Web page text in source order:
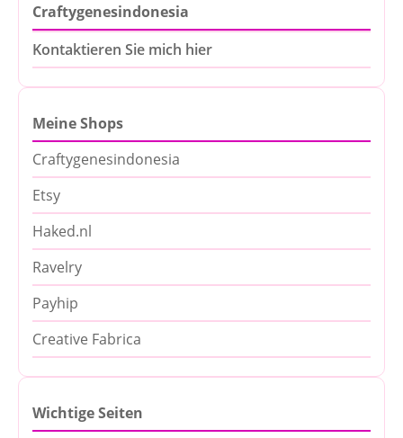
Craftygenesindonesia
Kontaktieren Sie mich hier
Meine Shops
Craftygenesindonesia
Etsy
Haked.nl
Ravelry
Payhip
Creative Fabrica
Wichtige Seiten